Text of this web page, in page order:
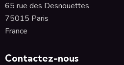
65 rue des Desnouettes
75015 Paris
France
Contactez-nous